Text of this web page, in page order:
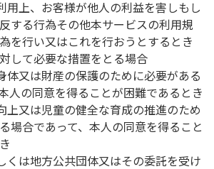
用上、お客様が他人の利益を害しもし
する行為その他本サービスの利用規
を行い又はこれを行おうとするとき
して必要な措置をとる場合
体又は財産の保護のために必要がある
人の同意を得ることが困難であるとき
上又は児童の健全な育成の推進のため
場合であって、本人の同意を得ること
くは地方公共団体又はその委託を受け